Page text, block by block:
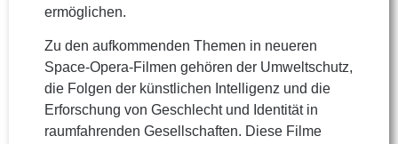
ermöglichen.
Zu den aufkommenden Themen in neueren
Space-Opera-Filmen gehören der Umweltschutz,
die Folgen der künstlichen Intelligenz und die
Erforschung von Geschlecht und Identität in
raumfahrenden Gesellschaften. Diese Filme